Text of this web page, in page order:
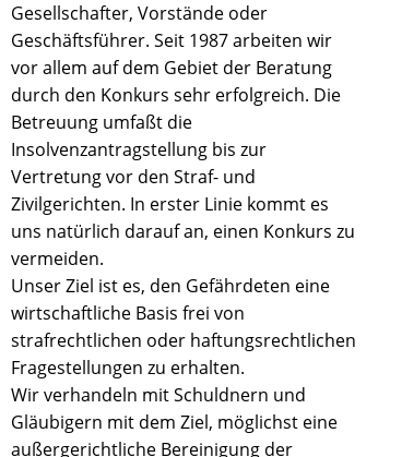
Gesellschafter, Vorstände oder
Geschäftsführer. Seit 1987 arbeiten wir
vor allem auf dem Gebiet der Beratung
durch den Konkurs sehr erfolgreich. Die
Betreuung umfaßt die
Insolvenzantragstellung bis zur
Vertretung vor den Straf- und
Zivilgerichten. In erster Linie kommt es
uns natürlich darauf an, einen Konkurs zu
vermeiden.
Unser Ziel ist es, den Gefährdeten eine
wirtschaftliche Basis frei von
strafrechtlichen oder haftungsrechtlichen
Fragestellungen zu erhalten.
Wir verhandeln mit Schuldnern und
Gläubigern mit dem Ziel, möglichst eine
außergerichtliche Bereinigung der